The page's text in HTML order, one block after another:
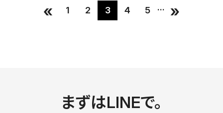
« 1 2 3 4 5 ... »
まずはLINEで。